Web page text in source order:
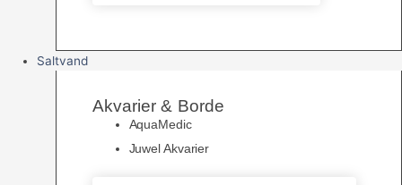
Saltvand
Akvarier & Borde
AquaMedic
Juwel Akvarier